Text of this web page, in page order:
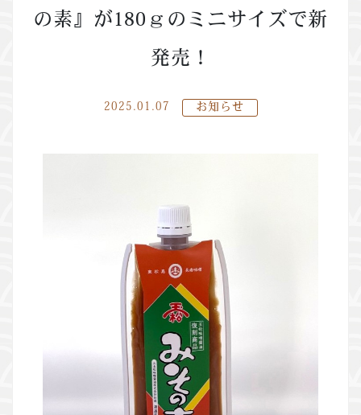
の素』が180ｇのミニサイズで新
発売！
2025.01.07 お知らせ